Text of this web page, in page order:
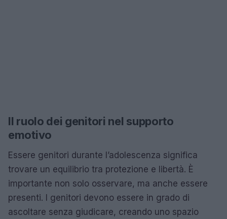
Il ruolo dei genitori nel supporto
emotivo
Essere genitori durante l’adolescenza significa
trovare un equilibrio tra protezione e libertà. È
importante non solo osservare, ma anche essere
presenti. I genitori devono essere in grado di
ascoltare senza giudicare, creando uno spazio